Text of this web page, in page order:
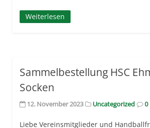
Weiterlesen
Sammelbestellung HSC
Socken
12. November 2023 Uncategorized 0
Liebe Vereinsmitglieder und